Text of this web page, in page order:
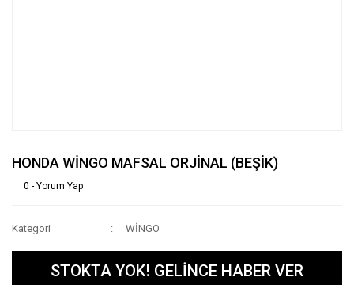
HONDA WİNGO MAFSAL ORJİNAL (BEŞİK)
0 - Yorum Yap
Kategori WİNGO
STOKTA YOK! GELİNCE HABER VER